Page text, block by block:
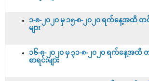
၁-၈-၂၀၂၀ မှ ၁၅-၈-၂၀၂၀ ရက်နေ့အထိ တင်
များ
၁၆-၈-၂၀၂၀ မှ ၃၁-၈-၂၀၂၀ ရက်နေ့အထိ
စာရင်းများ